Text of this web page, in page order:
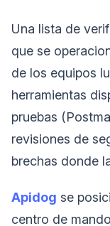
Una lista de
que se
de los equipos
herramientas
pruebas
revisiones de
brechas donde
Apidog se
centro de